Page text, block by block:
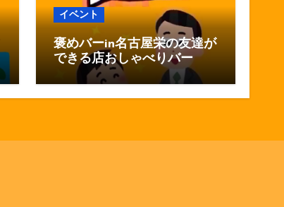
イベント
褒めバーin名古屋栄の友達が
できる店おしゃべりバー